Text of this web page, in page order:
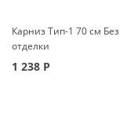
Карниз Тип-1 70 см Без
отделки
1 238 Р